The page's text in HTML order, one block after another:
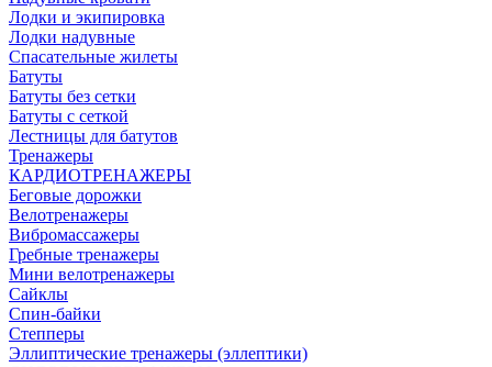
Лодки и экипировка
Лодки надувные
Спасательные жилеты
Батуты
Батуты без сетки
Батуты с сеткой
Лестницы для батутов
Тренажеры
КАРДИОТРЕНАЖЕРЫ
Беговые дорожки
Велотренажеры
Вибромассажеры
Гребные тренажеры
Мини велотренажеры
Сайклы
Спин-байки
Степперы
Эллиптические тренажеры (эллептики)